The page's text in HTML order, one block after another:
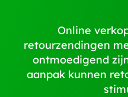
Online
retourzendingen
ontmoedigend
aanpak kunnen